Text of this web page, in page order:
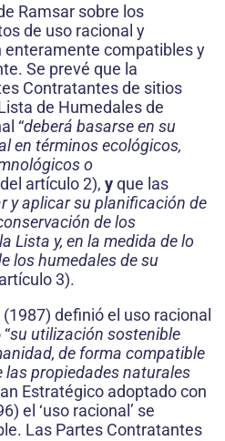
Ramsar sobre los
de uso racional y
enteramente compatibles y
Se prevé que la
Contratantes de sitios
de Humedales de
“deberá basarse en su
en términos ecológicos,
o
artículo 2), yque las
y aplicar su planificación de
de los
Lista y, en la medida de lo
los humedales de su
3).
definió el uso racional
su utilización sostenible
de forma compatible
propiedades naturales
Estratégico adoptado con
el ‘uso racional’ se
Las Partes Contratantes